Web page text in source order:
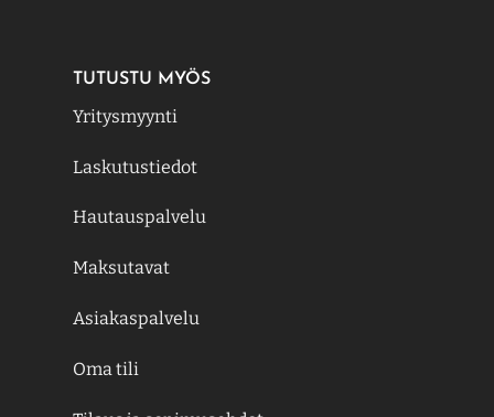
TUTUSTU MYÖS
Yritysmyynti
Laskutustiedot
Hautauspalvelu
Maksutavat
Asiakaspalvelu
Oma tili